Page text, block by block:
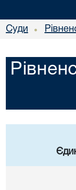
Суди •